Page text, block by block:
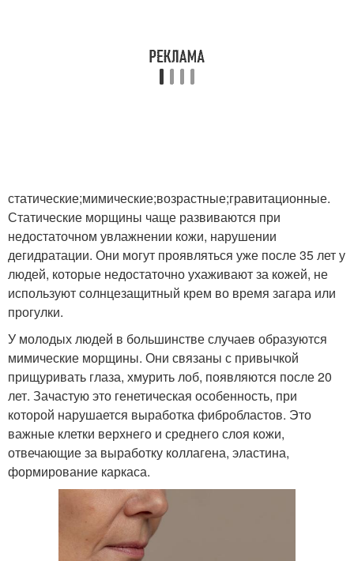
статические;мимические;возрастные;гравитационные.
Статические морщины чаще развиваются при
недостаточном увлажнении кожи, нарушении
дегидратации. Они могут проявляться уже после 35 лет у
людей, которые недостаточно ухаживают за кожей, не
используют солнцезащитный крем во время загара или
прогулки.
У молодых людей в большинстве случаев образуются
мимические морщины. Они связаны с привычкой
прищуривать глаза, хмурить лоб, появляются после 20
лет. Зачастую это генетическая особенность, при
которой нарушается выработка фибробластов. Это
важные клетки верхнего и среднего слоя кожи,
отвечающие за выработку коллагена, эластина,
формирование каркаса.